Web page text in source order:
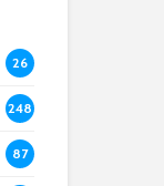
26
248
87